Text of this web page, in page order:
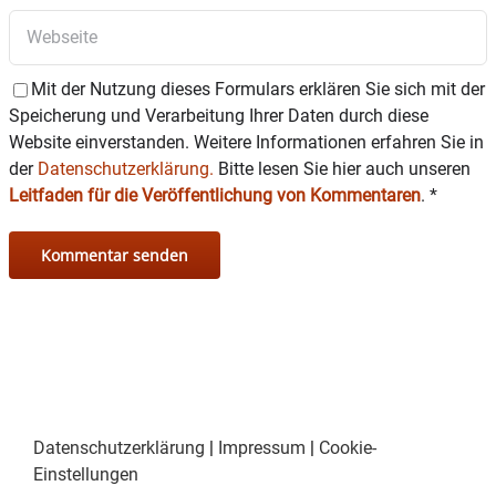
Mit der Nutzung dieses Formulars erklären Sie sich mit der
Speicherung und Verarbeitung Ihrer Daten durch diese
Website einverstanden. Weitere Informationen erfahren Sie in
der Datenschutzerklärung. Bitte lesen Sie hier auch unseren
Leitfaden für die Veröffentlichung von Kommentaren. *
Datenschutzerklärung | Impressum | Cookie-
Einstellungen